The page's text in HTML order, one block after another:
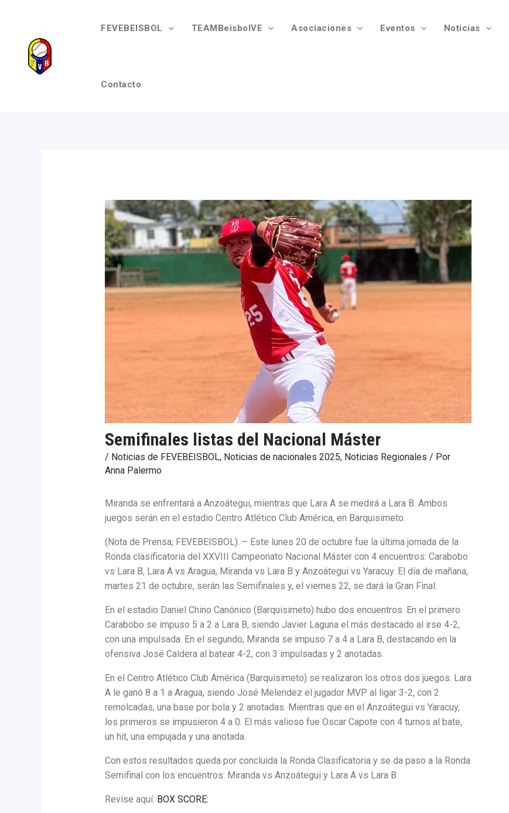
contenido
FEVEBEISBOL TEAMBeisbolVE Asociaciones Eventos Noticias
Contacto
Semifinales listas del Nacional Máster
/ Noticias de FEVEBEISBOL, Noticias de nacionales 2025, Noticias Regionales / Por
Anna Palermo
Miranda se enfrentará a Anzoátegui, mientras que Lara A se medirá a Lara B. Ambos
juegos serán en el estadio Centro Atlético Club América, en Barquisimeto.
(Nota de Prensa; FEVEBEISBOL). – Este lunes 20 de octubre fue la última jornada de la
Ronda clasificatoria del XXVIII Campeonato Nacional Máster con 4 encuentros: Carabobo
vs Lara B, Lara A vs Aragua, Miranda vs Lara B y Anzoátegui vs Yaracuy. El día de mañana,
martes 21 de octubre, serán las Semifinales y, el viernes 22, se dará la Gran Final.
En el estadio Daniel Chino Canónico (Barquisimeto) hubo dos encuentros. En el primero
Carabobo se impuso 5 a 2 a Lara B, siendo Javier Laguna el más destacado al irse 4-2,
con una impulsada. En el segundo, Miranda se impuso 7 a 4 a Lara B, destacando en la
ofensiva José Caldera al batear 4-2, con 3 impulsadas y 2 anotadas.
En el Centro Atlético Club América (Barquisimeto) se realizaron los otros dos juegos. Lara
A le ganó 8 a 1 a Aragua, siendo José Melendez el jugador MVP al ligar 3-2, con 2
remolcadas, una base por bola y 2 anotadas. Mientras que en el Anzoátegui vs Yaracuy,
los primeros se impusieron 4 a 0. El más valioso fue Oscar Capote con 4 turnos al bate,
un hit, una empujada y una anotada.
Con estos resultados queda por concluida la Ronda Clasificatoria y se da paso a la Ronda
Semifinal con los encuentros: Miranda vs Anzoátegui y Lara A vs Lara B.
Revise aquí: BOX SCORE: